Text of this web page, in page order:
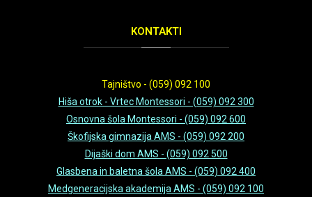
KONTAKTI
Tajništvo - (059) 092 100
Hiša otrok - Vrtec Montessori - (059) 092 300
Osnovna šola Montessori - (059) 092 600
Škofijska gimnazija AMS - (059) 092 200
Dijaški dom AMS - (059) 092 500
Glasbena in baletna šola AMS - (059) 092 400
Medgeneracijska akademija AMS - (059) 092 100